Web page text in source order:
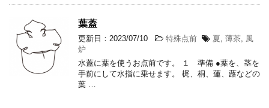
葉蓋
更新日：2023/07/10 特殊点前 夏 薄茶 風
炉
水蓋に葉を使うお点前です。 １ 準備 ●葉を、茎を
手前にして水指に乗せます。 梶、桐、蓮、蕗などの
葉 …